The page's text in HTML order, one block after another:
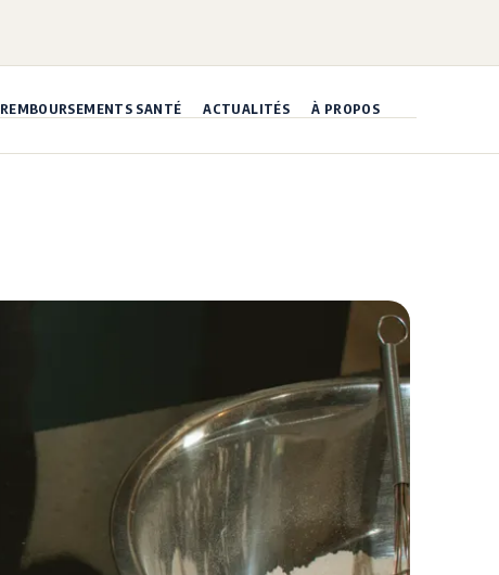
REMBOURSEMENTS SANTÉ ACTUALITÉS À PROPOS